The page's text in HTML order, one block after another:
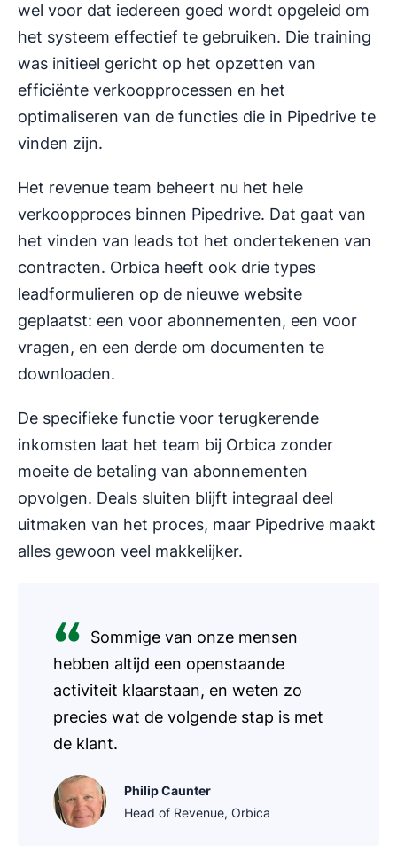
wel voor dat iedereen goed wordt opgeleid om
het systeem effectief te gebruiken. Die training
was initieel gericht op het opzetten van
efficiënte verkoopprocessen en het
optimaliseren van de functies die in Pipedrive te
vinden zijn.
Het revenue team beheert nu het hele
verkoopproces binnen Pipedrive. Dat gaat van
het vinden van leads tot het ondertekenen van
contracten. Orbica heeft ook drie types
leadformulieren op de nieuwe website
geplaatst: een voor abonnementen, een voor
vragen, en een derde om documenten te
downloaden.
De specifieke functie voor terugkerende
inkomsten laat het team bij Orbica zonder
moeite de betaling van abonnementen
opvolgen. Deals sluiten blijft integraal deel
uitmaken van het proces, maar Pipedrive maakt
alles gewoon veel makkelijker.
Sommige van onze mensen
hebben altijd een openstaande
activiteit klaarstaan, en weten zo
precies wat de volgende stap is met
de klant.
Philip Caunter
Head of Revenue, Orbica